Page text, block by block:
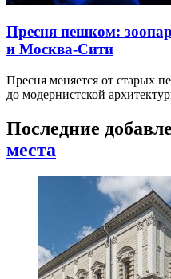
Пресня пешком:
и Москва-Сити
Пресня меняется от старых
до модернистской
Последние
места